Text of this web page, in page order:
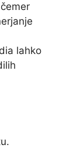
lahko